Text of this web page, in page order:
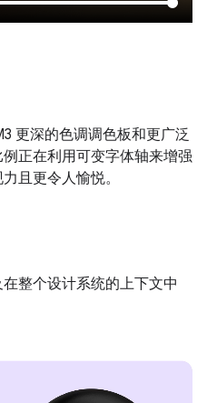
更深的色调调色板和更广泛
正在利用可变字体轴来增强
且更令人愉悦。
整个设计系统的上下文中